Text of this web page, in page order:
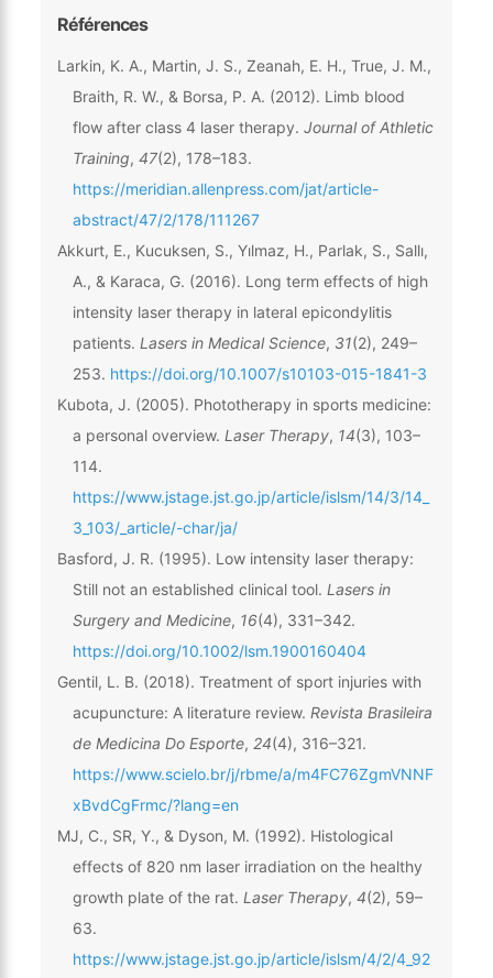
Références
Larkin, K. A., Martin, J. S., Zeanah, E. H., True, J. M.,
Braith, R. W., & Borsa, P. A. (2012). Limb blood
flow after class 4 laser therapy. Journal of Athletic
Training, 47(2), 178–183.
https://meridian.allenpress.com/jat/article-
abstract/47/2/178/111267
Akkurt, E., Kucuksen, S., Yılmaz, H., Parlak, S., Sallı,
A., & Karaca, G. (2016). Long term effects of high
intensity laser therapy in lateral epicondylitis
patients. Lasers in Medical Science, 31(2), 249–
253. https://doi.org/10.1007/s10103-015-1841-3
Kubota, J. (2005). Phototherapy in sports medicine:
a personal overview. Laser Therapy, 14(3), 103–
114.
https://www.jstage.jst.go.jp/article/islsm/14/3/14_
3_103/_article/-char/ja/
Basford, J. R. (1995). Low intensity laser therapy:
Still not an established clinical tool. Lasers in
Surgery and Medicine, 16(4), 331–342.
https://doi.org/10.1002/lsm.1900160404
Gentil, L. B. (2018). Treatment of sport injuries with
acupuncture: A literature review. Revista Brasileira
de Medicina Do Esporte, 24(4), 316–321.
https://www.scielo.br/j/rbme/a/m4FC76ZgmVNNF
xBvdCgFrmc/?lang=en
MJ, C., SR, Y., & Dyson, M. (1992). Histological
effects of 820 nm laser irradiation on the healthy
growth plate of the rat. Laser Therapy, 4(2), 59–
63.
https://www.jstage.jst.go.jp/article/islsm/4/2/4_92